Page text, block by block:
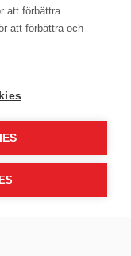
att förbättra
att förbättra och